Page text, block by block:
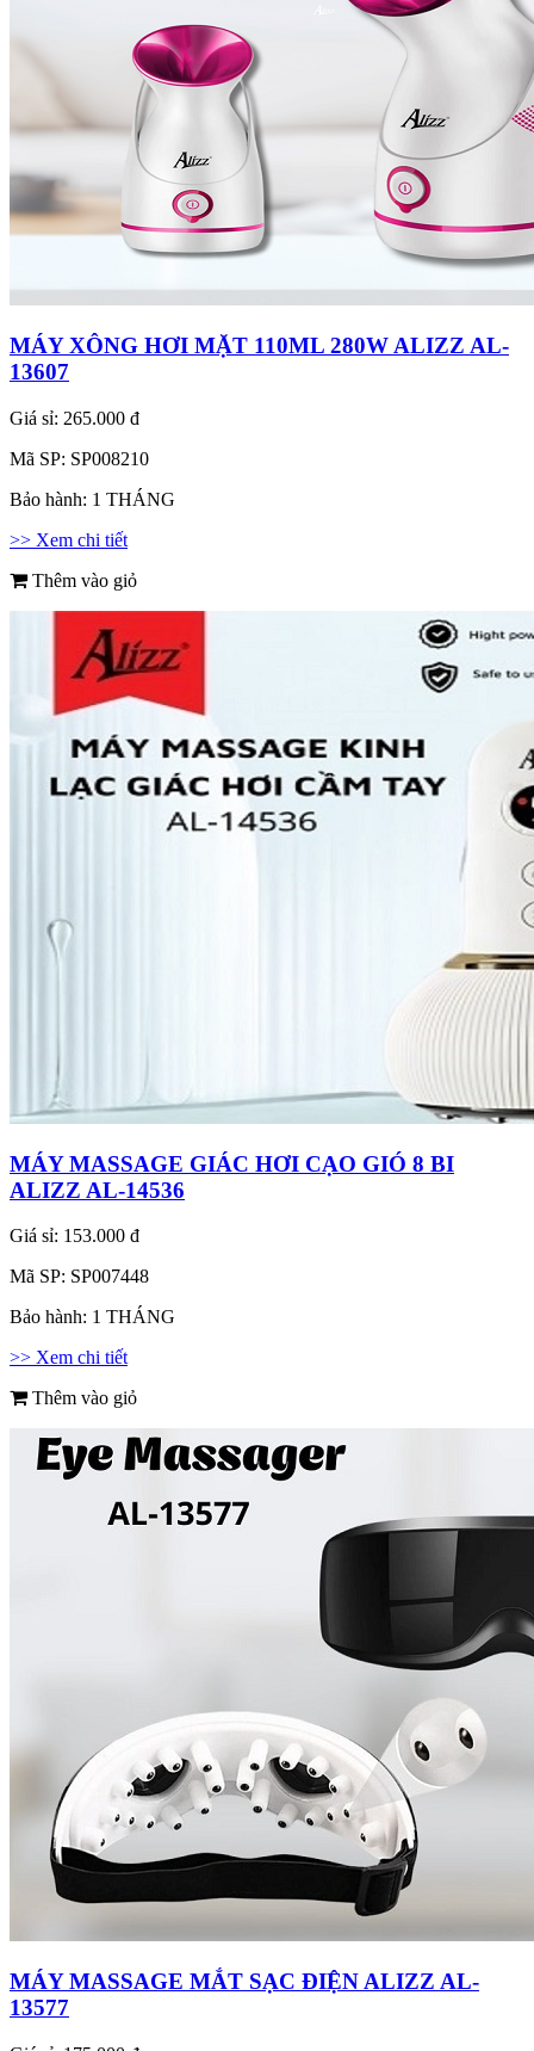
MÁY XÔNG HƠI MẶT 110ML 280W ALIZZ AL-
13607
Giá sỉ: 265.000 đ
Mã SP: SP008210
Bảo hành: 1 THÁNG
>> Xem chi tiết
Thêm vào giỏ
MÁY MASSAGE GIÁC HƠI CẠO GIÓ 8 BI
ALIZZ AL-14536
Giá sỉ: 153.000 đ
Mã SP: SP007448
Bảo hành: 1 THÁNG
>> Xem chi tiết
Thêm vào giỏ
MÁY MASSAGE MẮT SẠC ĐIỆN ALIZZ AL-
13577